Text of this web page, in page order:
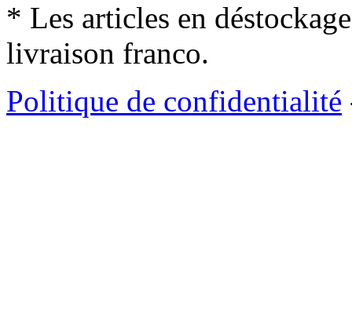
* Les articles en
livraison franco.
Politique de confidentialité